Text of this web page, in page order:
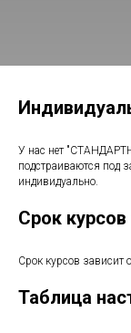
У нас нет
подстраиваются под
индивидуально.
Срок
Срок курсов зависит
Таблица